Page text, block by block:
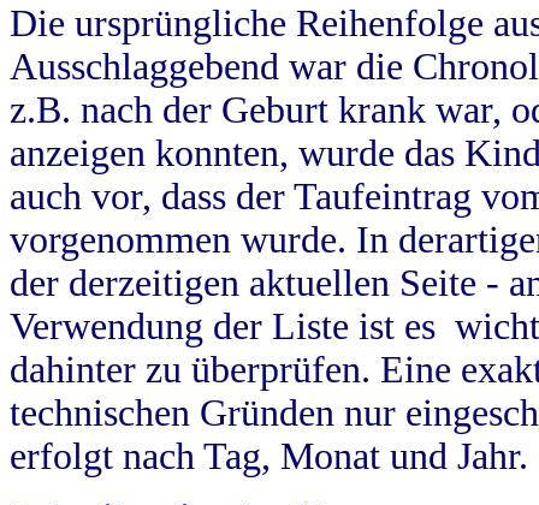
Die ursprüngliche Reihenfolge
Ausschlaggebend war die
z.B. nach der Geburt krank war,
anzeigen konnten, wurde das
auch vor, dass der Taufeintrag
vorgenommen wurde. In
der derzeitigen aktuellen Seite -
Verwendung der Liste ist es
dahinter zu überprüfen. Eine
technischen Gründen nur
erfolgt nach Tag, Monat und Jahr.